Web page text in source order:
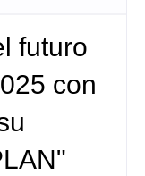
futuro
con